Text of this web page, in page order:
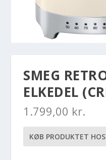
SMEG
ELKEDEL
1.799,00 kr.
KØB PRODUKTET